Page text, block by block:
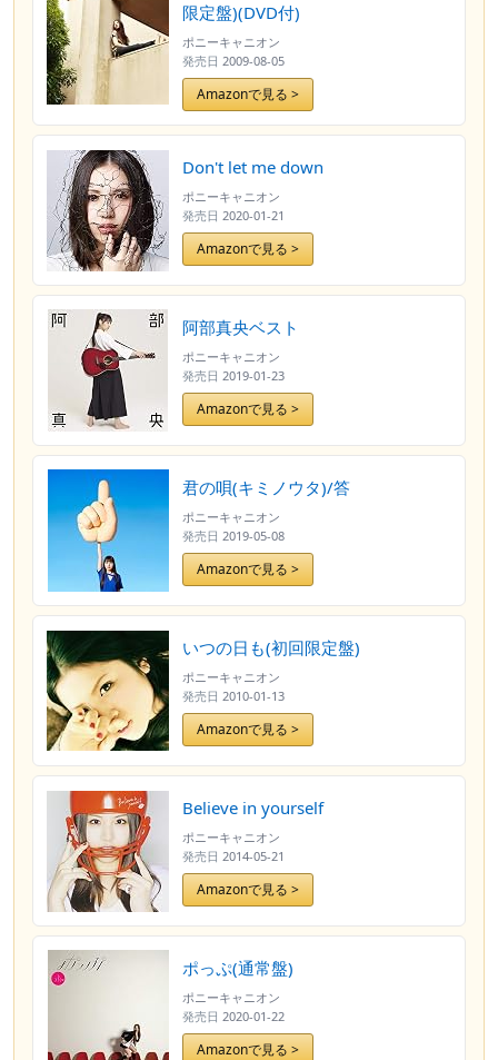
限定盤)(DVD付)
ポニーキャニオン
発売日 2009-08-05
Amazonで見る >
Don't let me down
ポニーキャニオン
発売日 2020-01-21
Amazonで見る >
阿部真央ベスト
ポニーキャニオン
発売日 2019-01-23
Amazonで見る >
君の唄(キミノウタ)/答
ポニーキャニオン
発売日 2019-05-08
Amazonで見る >
いつの日も(初回限定盤)
ポニーキャニオン
発売日 2010-01-13
Amazonで見る >
Believe in yourself
ポニーキャニオン
発売日 2014-05-21
Amazonで見る >
ポっぷ(通常盤)
ポニーキャニオン
発売日 2020-01-22
Amazonで見る >